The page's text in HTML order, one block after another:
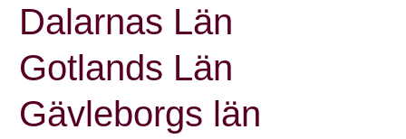
Dalarnas Län
Gotlands Län
Gävleborgs län